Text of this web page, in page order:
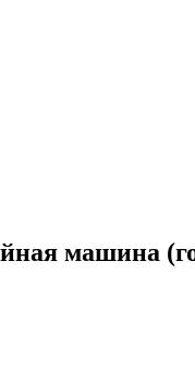
машина